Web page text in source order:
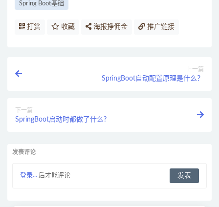
Spring Boot基础
打赏 收藏 海报挣佣金 推广链接
上一篇
SpringBoot自动配置原理是什么？
下一篇
SpringBoot启动时都做了什么?
发表评论
登录... 后才能评论